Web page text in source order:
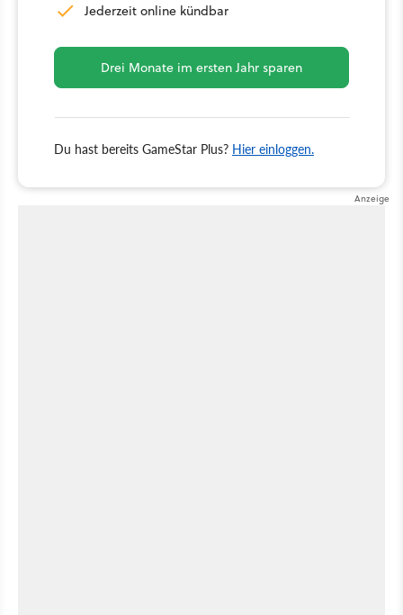
Jederzeit online kündbar
Drei Monate im ersten Jahr sparen
Du hast bereits GameStar Plus? Hier einloggen.